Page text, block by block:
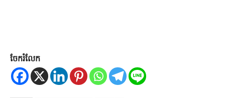
ចែករំលែក